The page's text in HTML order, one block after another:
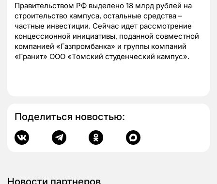
Правительством РФ выделено 18 млрд рублей на
строительство кампуса, остальные средства –
частные инвестиции. Сейчас идет рассмотрение
концессионной инициативы, поданной совместной
компанией «Газпромбанка» и группы компаний
«Гранит» ООО «Томский студенческий кампус».
Поделиться новостью:
Новости партнеров